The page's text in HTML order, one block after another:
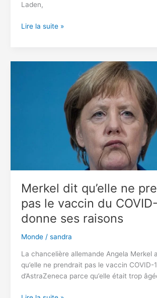
Laden,
Le
Lire la suite »
Merkel dit qu’elle ne
pas le vaccin du
donne ses raisons
Monde/ sandra
La chancelière allemande Angela Merkel
qu’elle ne prendrait pas le vaccin COVID-
d’AstraZeneca parce qu’elle était trop